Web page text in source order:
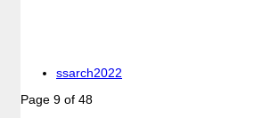
ssarch2022
Page 9 of 48